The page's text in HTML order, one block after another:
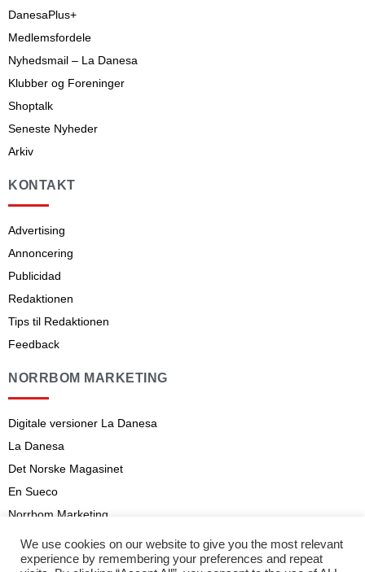
DanesaPlus+
Medlemsfordele
Nyhedsmail – La Danesa
Klubber og Foreninger
Shoptalk
Seneste Nyheder
Arkiv
KONTAKT
Advertising
Annoncering
Publicidad
Redaktionen
Tips til Redaktionen
Feedback
NORRBOM MARKETING
Digitale versioner La Danesa
La Danesa
Det Norske Magasinet
En Sueco
Norrbom Marketing
Aviso legal
Abonnementsvilkår
We use cookies on our website to give you the most relevant
experience by remembering your preferences and repeat